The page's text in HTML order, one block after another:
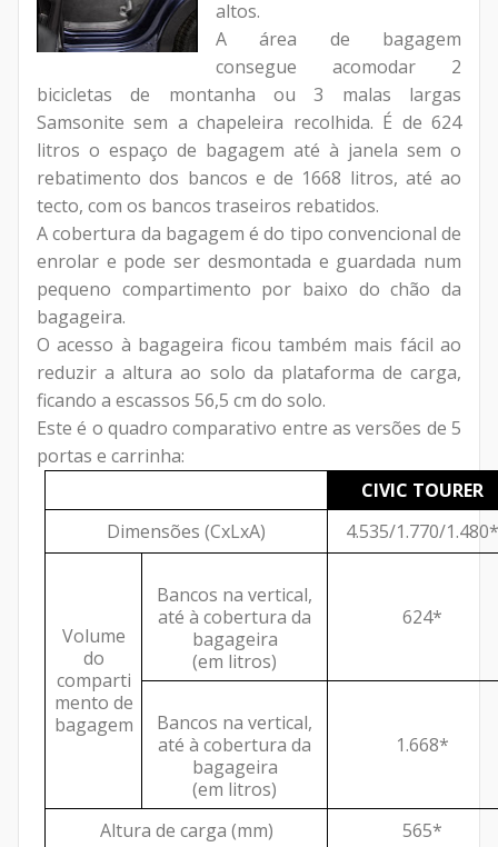
altos.
A área de bagagem
consegue acomodar 2
bicicletas de montanha ou 3 malas largas
Samsonite sem a chapeleira recolhida. É de 624
litros o espaço de bagagem até à janela sem o
rebatimento dos bancos e de 1668 litros, até ao
tecto, com os bancos traseiros rebatidos.
A cobertura da bagagem é do tipo convencional de
enrolar e pode ser desmontada e guardada num
pequeno compartimento por baixo do chão da
bagageira.
O acesso à bagageira ficou também mais fácil ao
reduzir a altura ao solo da plataforma de carga,
ficando a escassos 56,5 cm do solo.
Este é o quadro comparativo entre as versões de 5
portas e carrinha:
CIVIC TOURER
Dimensões (CxLxA)
4.535/1.770/1.480*
Volume
do
comparti
mento de
bagagem
Bancos na vertical,
até à cobertura da
bagageira
(em litros)
624*
Bancos na vertical,
até à cobertura da
bagageira
(em litros)
1.668*
Altura de carga (mm) 565*